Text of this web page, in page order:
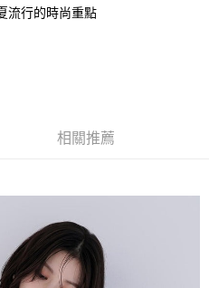
流行的時尚重點
相關推薦